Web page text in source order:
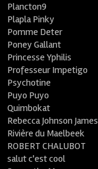
Plancton9
Plapla Pinky
Pomme Deter
Poney Gallant
Princesse Yphilis
Professeur Impetigo
Psychotine
Puyo Puyo
Quimbokat
Rebecca Johnson James
Rivière du Maelbeek
ROBERT CHALUBOT
salut c'est cool